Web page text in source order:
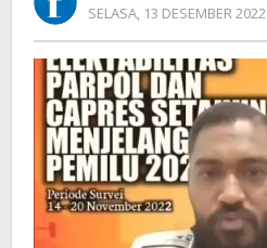
Moderat
dan
Gelora
Paling
Berpotensi
Lolos
Ke
Senayan
SELASA, 13 DESEMBER 2022